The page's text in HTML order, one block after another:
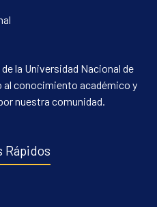
la Universidad Nacional de
conocimiento académico y
nuestra comunidad.
Rápidos